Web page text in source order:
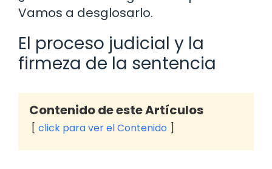
Vamos a desglosarlo.
El proceso judicial y la
firmeza de la sentencia
Contenido de este Artículos
click para ver el Contenido